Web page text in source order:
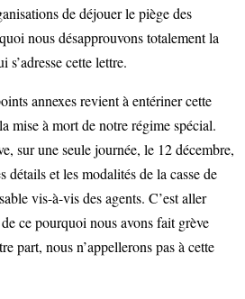
de déjouer le piège des
nous désapprouvons totalement la
s’adresse cette lettre.
annexes revient à entériner cette
mise à mort de notre régime spécial.
sur une seule journée, le 12 décembre,
détails et les modalités de la casse de
vis-à-vis des agents. C’est aller
ce pourquoi nous avons fait grève
part, nous n’appellerons pas à cette